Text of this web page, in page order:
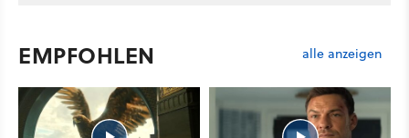
EMPFOHLEN alle anzeigen